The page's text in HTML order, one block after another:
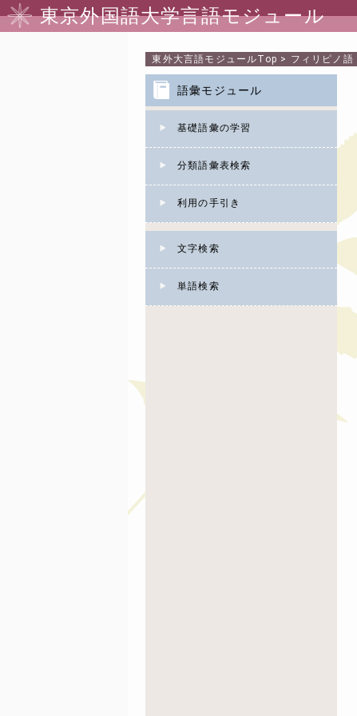
東京外国語大学言語モジュール
東外大言語モジュールTop > フィリピノ語
語彙モジュール
基礎語彙の学習
分類語彙表検索
利用の手引き
文字検索
単語検索